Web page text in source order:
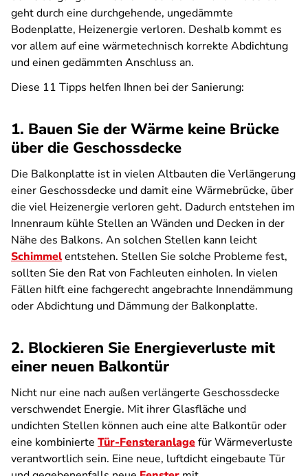
geht durch eine durchgehende, ungedämmte
Bodenplatte, Heizenergie verloren. Deshalb kommt es
vor allem auf eine wärmetechnisch korrekte Abdichtung
und einen gedämmten Anschluss an.
Diese 11 Tipps helfen Ihnen bei der Sanierung:
1. Bauen Sie der Wärme keine Brücke
über die Geschossdecke
Die Balkonplatte ist in vielen Altbauten die Verlängerung
einer Geschossdecke und damit eine Wärmebrücke, über
die viel Heizenergie verloren geht. Dadurch entstehen im
Innenraum kühle Stellen an Wänden und Decken in der
Nähe des Balkons. An solchen Stellen kann leicht
Schimmelentstehen. Stellen Sie solche Probleme fest,
sollten Sie den Rat von Fachleuten einholen. In vielen
Fällen hilft eine fachgerecht angebrachte Innendämmung
oder Abdichtung und Dämmung der Balkonplatte.
2. Blockieren Sie Energieverluste mit
einer neuen Balkontür
Nicht nur eine nach außen verlängerte Geschossdecke
verschwendet Energie. Mit ihrer Glasfläche und
undichten Stellen können auch eine alte Balkontür oder
eine kombinierte Tür-Fensteranlagefür Wärmeverluste
verantwortlich sein. Eine neue, luftdicht eingebaute Tür